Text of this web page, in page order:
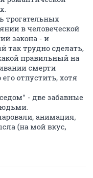
трогательных
в человеческой
закона - и
так трудно сделать,
правильный на
смерти
отпустить, хотя
- две забавные
анимация,
(на мой вкус,